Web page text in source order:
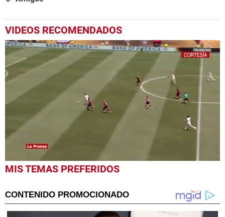
VIDEOS RECOMENDADOS
0
seconds
minute,
23
seconds
MIS TEMAS PREFERIDOS